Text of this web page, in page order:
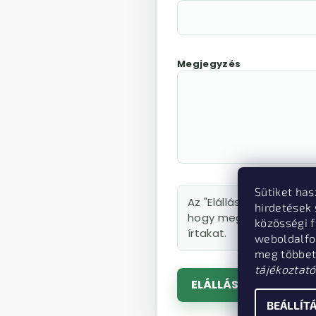
Megjegyzés
Az "Elállás
hogy megismerte és
írtakat.
ELÁLLÁS
Sütiket
hirdetések
közösségi
meg